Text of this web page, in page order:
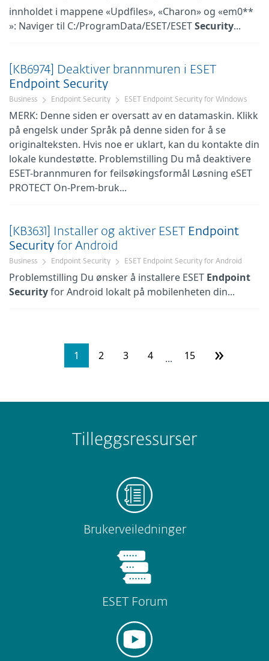
innholdet i mappene «Updfiles», «Charon» og «em0**
»: Naviger til C:/ProgramData/ESET/ESETSecurity...
[KB6974] Deaktiver brannmuren i ESET
Endpoint Security
Business Endpoint Security ESET Endpoint Security for Windows
MERK: Denne siden er oversatt av en datamaskin. Klikk
på engelsk under Språk på denne siden for å se
originalteksten. Hvis noe er uklart, kan du kontakte din
lokale kundestøtte. Problemstilling Du må deaktivere
ESET-brannmuren for feilsøkingsformål Løsning eSET
PROTECT On-Prem-bruk...
[KB3631] Installer og aktiver ESET
Endpoint
Security for Android
Business Endpoint Security ESET Endpoint Security for Android
Problemstilling Du ønsker å installere ESET Endpoint
Securityfor Android lokalt på mobilenheten din...
1 2 3 4 ... 15 »
Tilleggsressurser
Brukerveiledninger
ESET Forum